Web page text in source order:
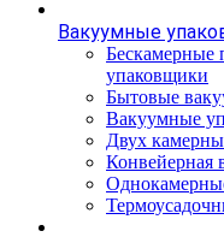
Вакуумные
упаковщики
Бытовые
Вакуумные
Двух
Конвейерная